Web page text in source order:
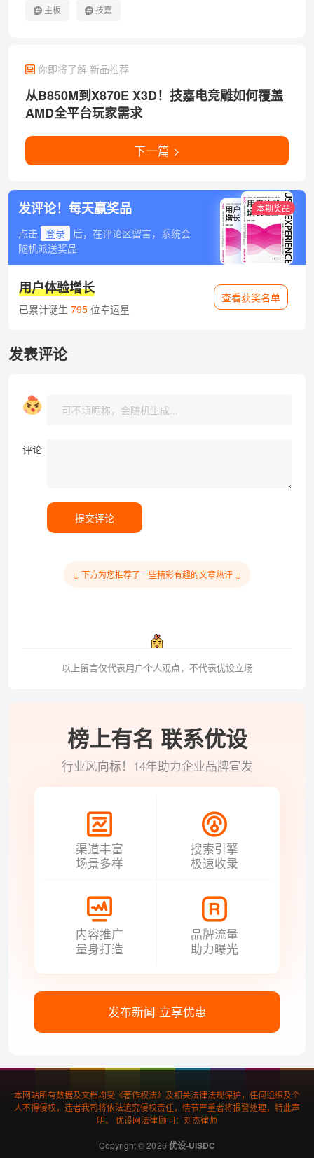
主板 技嘉
你即将了解 新品推荐
从B850M到X870E X3D！技嘉电竞雕如何覆盖
AMD全平台玩家需求
下一篇 >
发评论！每天赢奖品
点击 登录
后，在评论区留言，系统会
随机派送奖品
本期奖品
用户体验增长
已累计诞生 795位幸运星
查看获奖名单
发表评论
评论
提交评论
↓ 下方为您推荐了一些精彩有趣的文章热评 ↓
以上留言仅代表用户个人观点，不代表优设立场
榜上有名 联系优设
行业风向标！14年助力企业品牌宣发
渠道丰富
场景多样
搜索引擎
极速收录
内容推广
量身打造
品牌流量
助力曝光
发布新闻 立享优惠
本网站所有数据及文档均受《著作权法》及相关法律法规保护，任何组织及个
人不得侵权，违者我司将依法追究侵权责任，情节严重者将报警处理，特此声
明。 优设网法律顾问：刘杰律师
Copyright © 2026 优设-UISDC